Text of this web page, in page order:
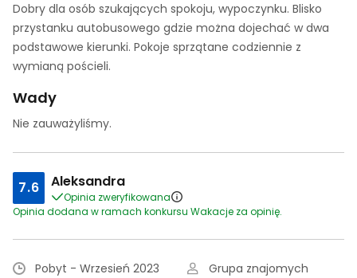
Dobry dla osób szukających spokoju, wypoczynku. Blisko
przystanku autobusowego gdzie można dojechać w dwa
podstawowe kierunki. Pokoje sprzątane codziennie z
wymianą pościeli.
Wady
Nie zauważyliśmy.
7.6 Aleksandra
Opinia zweryfikowana
Opinia dodana w ramach konkursu Wakacje za opinię.
Pobyt - Wrzesień 2023 Grupa znajomych